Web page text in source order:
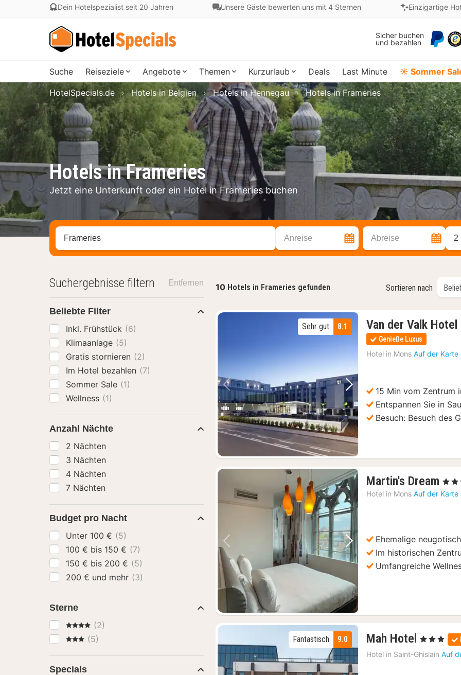
Dein Hotelspezialist seit 20 Jahren Unsere Gäste bewerten uns mit 4 Sternen Einzigartige
Sicher buchen
und bezahlen
Suche Reiseziele Angebote Themen Kurzurlaub Deals Last Minute ☀️ Sommer
Hotels in Frameries
Jetzt eine Unterkunft oder ein Hotel in Frameries buchen
HotelSpecials.de Hotels in Belgien Hotels in Hennegau Hotels in Frameries
Stadt, Region oder Hotel suchen Anreise Abreise 2
10 Hotels in Frameries gefunden Sortieren nach
Vorheriges Bild Nächstes Bild
8.1
Sehr gut Van der Valk
Genieße Luxus
Hotel in Mons Auf der Karte
15 Min vom Zentrum
Entspannen Sie in
Besuch: Besuch des
Vorheriges Bild Nächstes Bild
Martin's Dream 1
, 4
Hotel in Mons Auf der Karte
Ehemalige
Im historischen
Umfangreiche
9.0
Fantastisch Mah Hotel 1
Nacht
ab
, 3 Sterne
Hotel in Saint-Ghislain Auf
Suchergebnisse filtern Entfernen
Beliebte Filter
Inkl. Frühstück (6)
Klimaanlage (5)
Gratis stornieren (2)
Im Hotel bezahlen (7)
Sommer Sale (1)
Wellness (1)
Anzahl Nächte
2 Nächten
3 Nächten
4 Nächten
7 Nächten
Budget pro Nacht
Unter 100 € (5)
100 € bis 150 € (7)
150 € bis 200 € (5)
200 € und mehr (3)
Sterne
4 Sterne(2)
3 Sterne
(5)
Specials